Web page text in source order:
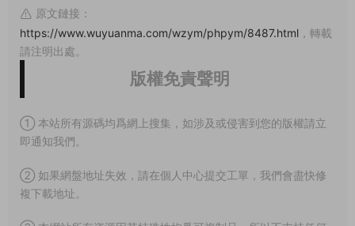
原文鏈接：
https://www.wuyuanma.com/wzym/phpym/8487.html ，轉載
請注明出處。
版權免責聲明
① 本站所有源碼均爲網上搜集，如涉及或侵害到您的版權請立
即通知我們。
② 如果網盤地址失效，請在個人中心提交工單，我們會盡快修
複下載地址。